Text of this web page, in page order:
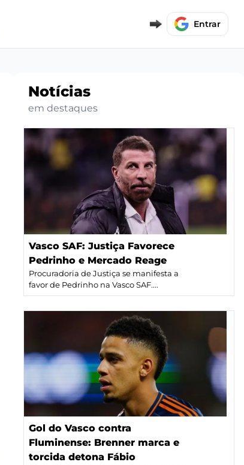
Entrar
Notícias
em destaques
Vasco SAF: Justiça Favorece
Pedrinho e Mercado Reage
Procuradoria de Justiça se manifesta a
favor de Pedrinho na Vasco SAF....
Gol do Vasco contra
Fluminense: Brenner marca e
torcida detona Fábio